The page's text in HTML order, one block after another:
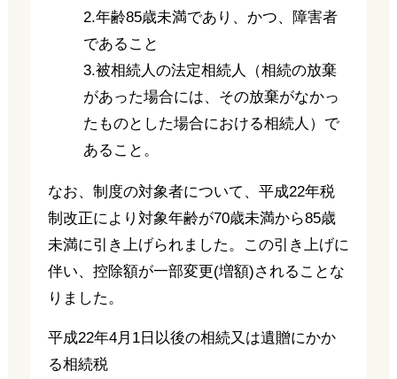
2.年齢85歳未満であり、かつ、障害者
であること
3.被相続人の法定相続人（相続の放棄
があった場合には、その放棄がなかっ
たものとした場合における相続人）で
あること。
なお、制度の対象者について、平成22年税
制改正により対象年齢が70歳未満から85歳
未満に引き上げられました。この引き上げに
伴い、控除額が一部変更(増額)されることな
りました。
平成22年4月1日以後の相続又は遺贈にかか
る相続税